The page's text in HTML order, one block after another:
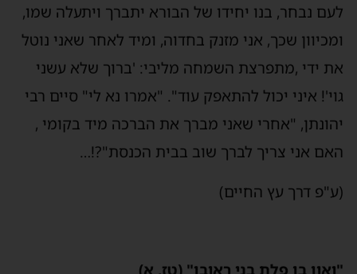
לעם נבחר, בנו יחידו של הבורא יתברך ויתעלה שמו,
ומכיוון שכך, אני מזנק בחדוה, ומיד לאחר שאני נוטל
את ידי ,מתפרצת השמחה מליבי: 'ברוך שלא עשני
גוי'! איני יכול להתאפק עוד". "אמרו נא לי" סיים רבי
יהונתן, "אחרי שאני מברך את הברכה מיד בקומי ,
האם אני צריך לברך שוב בבית הכנסת"?!…
(ע"פ דרך עץ החיים)